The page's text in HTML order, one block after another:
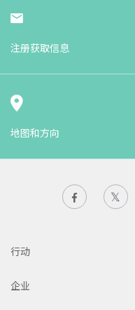
注册获取信息
地图和方向
行动
企业